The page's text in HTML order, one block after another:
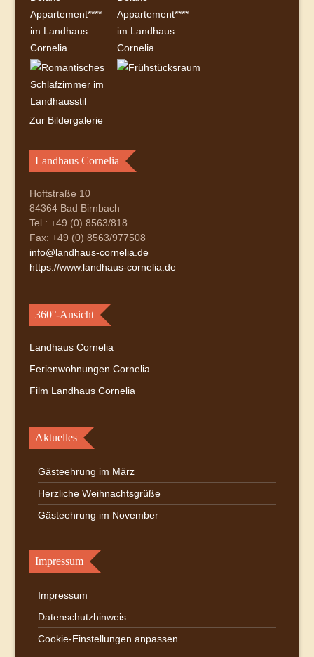
Zur Bildergalerie
Landhaus Cornelia
Hoftstraße 10
84364 Bad Birnbach
Tel.: +49 (0) 8563/818
Fax: +49 (0) 8563/977508
info@landhaus-cornelia.de
https://www.landhaus-cornelia.de
360°-Ansicht
Landhaus Cornelia
Ferienwohnungen Cornelia
Film Landhaus Cornelia
Aktuelles
Gästeehrung im März
Herzliche Weihnachtsgrüße
Gästeehrung im November
Impressum
Impressum
Datenschutzhinweis
Cookie-Einstellungen anpassen